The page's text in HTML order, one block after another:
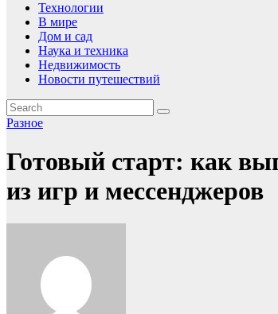
Технологии
В мире
Дом и сад
Наука и техника
Недвижимость
Новости путешествий
Разное
Готовый старт: как
из игр и мессенджеров